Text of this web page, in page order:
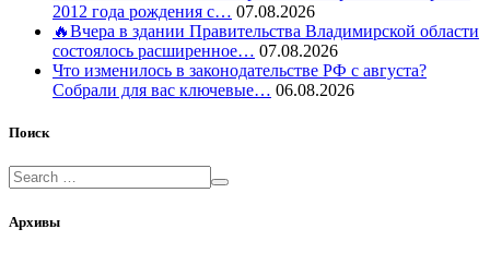
2012 года рождения с… 07.08.2026
🔥Вчера в здании Правительства Владимирской области
состоялось расширенное… 07.08.2026
Что изменилось в законодательстве РФ с августа?
Собрали для вас ключевые… 06.08.2026
Поиск
Архивы